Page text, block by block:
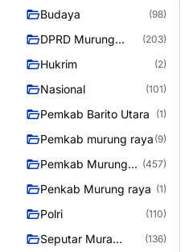
Budaya (98)
DPRD Murung
(203)
Hukrim (2)
Nasional (101)
Pemkab Barito Utara (1)
Pemkab murung raya (9)
Pemkab Murung
(457)
Penkab Murung raya (1)
Polri (110)
Seputar Mura
(136)